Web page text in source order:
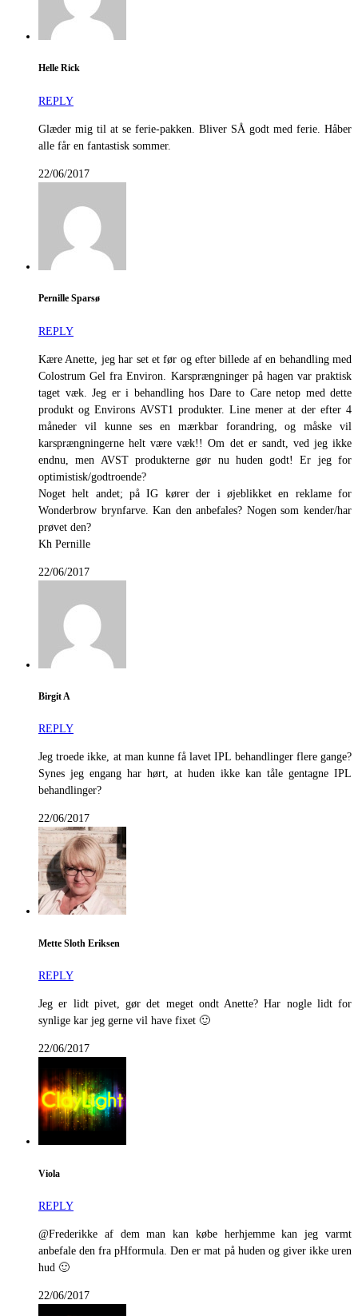
Helle Rick
REPLY
Glæder mig til at se ferie-pakken. Bliver SÅ godt med ferie. Håber
alle får en fantastisk sommer.
22/06/2017
Pernille Sparsø
REPLY
Kære Anette, jeg har set et før og efter billede af en behandling med
Colostrum Gel fra Environ. Karsprængninger på hagen var praktisk
taget væk. Jeg er i behandling hos Dare to Care netop med dette
produkt og Environs AVST1 produkter. Line mener at der efter 4
måneder vil kunne ses en mærkbar forandring, og måske vil
karsprængningerne helt være væk!! Om det er sandt, ved jeg ikke
endnu, men AVST produkterne gør nu huden godt! Er jeg for
optimistisk/godtroende?
Noget helt andet; på IG kører der i øjeblikket en reklame for
Wonderbrow brynfarve. Kan den anbefales? Nogen som kender/har
prøvet den?
Kh Pernille
22/06/2017
Birgit A
REPLY
Jeg troede ikke, at man kunne få lavet IPL behandlinger flere gange?
Synes jeg engang har hørt, at huden ikke kan tåle gentagne IPL
behandlinger?
22/06/2017
Mette Sloth Eriksen
REPLY
Jeg er lidt pivet, gør det meget ondt Anette? Har nogle lidt for
synlige kar jeg gerne vil have fixet 🙂
22/06/2017
Viola
REPLY
@Frederikke af dem man kan købe herhjemme kan jeg varmt
anbefale den fra pHformula. Den er mat på huden og giver ikke uren
hud 🙂
22/06/2017